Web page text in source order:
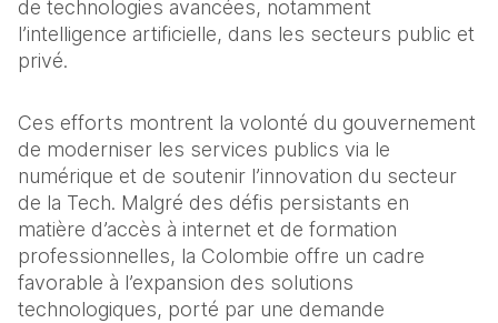
de technologies avancées, notamment
l’intelligence artificielle, dans les secteurs public et
privé.
Ces efforts montrent la volonté du gouvernement
de moderniser les services publics via le
numérique et de soutenir l’innovation du secteur
de la Tech. Malgré des défis persistants en
matière d’accès à internet et de formation
professionnelles, la Colombie offre un cadre
favorable à l’expansion des solutions
technologiques, porté par une demande